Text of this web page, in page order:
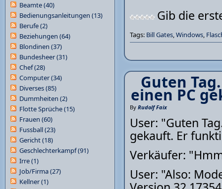
Gib die
Tags: Bill Gates,Windows,
Guten
einen PC
By Rudolf Faix
User: "Guten
gekauft. Er
Verkäufer:
User: "Also:
Beamte(40)
Bedienungsanleitungen (13)
Berufe(2)
Beziehungen (64)
Blondinen (37)
Bundesheer(31)
Chef(28)
Computer(34)
Diverses(85)
Dummheiten (2)
Flotte Sprüche(15)
Frauen (60)
Fussball(23)
Gericht(18)
Geschlechterkampf(91)
Irre(1)
Job/Firma(27)
Kellner(1)